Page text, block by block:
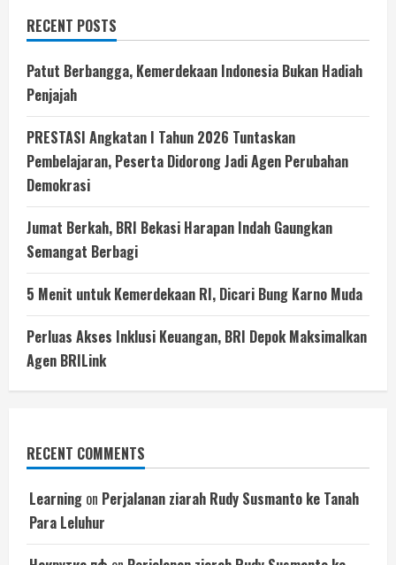
RECENT POSTS
Patut Berbangga, Kemerdekaan Indonesia Bukan Hadiah
Penjajah
PRESTASI Angkatan I Tahun 2026 Tuntaskan
Pembelajaran, Peserta Didorong Jadi Agen Perubahan
Demokrasi
Jumat Berkah, BRI Bekasi Harapan Indah Gaungkan
Semangat Berbagi
5 Menit untuk Kemerdekaan RI, Dicari Bung Karno Muda
Perluas Akses Inklusi Keuangan, BRI Depok Maksimalkan
Agen BRILink
RECENT COMMENTS
Learning on Perjalanan ziarah Rudy Susmanto ke Tanah
Para Leluhur